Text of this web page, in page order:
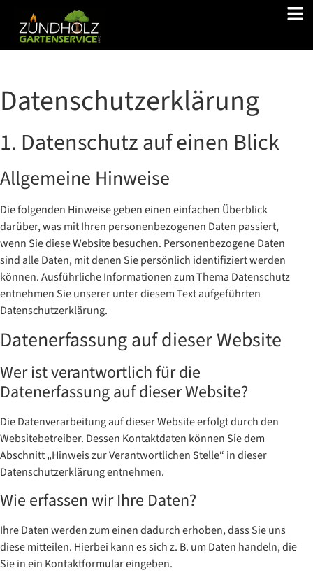
Datenschutz­erklärung
1. Datenschutz auf einen Blick
Allgemeine Hinweise
Die folgenden Hinweise geben einen einfachen Überblick
darüber, was mit Ihren personenbezogenen Daten passiert,
wenn Sie diese Website besuchen. Personenbezogene Daten
sind alle Daten, mit denen Sie persönlich identifiziert werden
können. Ausführliche Informationen zum Thema Datenschutz
entnehmen Sie unserer unter diesem Text aufgeführten
Datenschutzerklärung.
Datenerfassung auf dieser Website
Wer ist verantwortlich für die
Datenerfassung auf dieser Website?
Die Datenverarbeitung auf dieser Website erfolgt durch den
Websitebetreiber. Dessen Kontaktdaten können Sie dem
Abschnitt „Hinweis zur Verantwortlichen Stelle“ in dieser
Datenschutzerklärung entnehmen.
Wie erfassen wir Ihre Daten?
Ihre Daten werden zum einen dadurch erhoben, dass Sie uns
diese mitteilen. Hierbei kann es sich z. B. um Daten handeln, die
Sie in ein Kontaktformular eingeben.